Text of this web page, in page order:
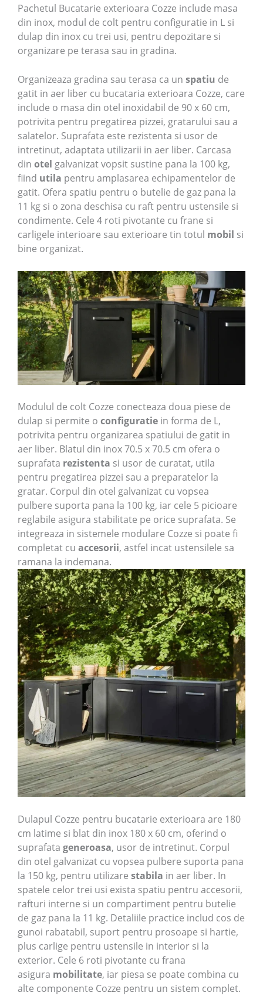
Pachetul Bucatarie exterioara Cozze include masa
din inox, modul de colt pentru configuratie in L si
dulap din inox cu trei usi, pentru depozitare si
organizare pe terasa sau in gradina.
Organizeaza gradina sau terasa ca un spatiu de
gatit in aer liber cu bucataria exterioara Cozze, care
include o masa din otel inoxidabil de 90 x 60 cm,
potrivita pentru pregatirea pizzei, gratarului sau a
salatelor. Suprafata este rezistenta si usor de
intretinut, adaptata utilizarii in aer liber. Carcasa
din otel galvanizat vopsit sustine pana la 100 kg,
fiind utila pentru amplasarea echipamentelor de
gatit. Ofera spatiu pentru o butelie de gaz pana la
11 kg si o zona deschisa cu raft pentru ustensile si
condimente. Cele 4 roti pivotante cu frane si
carligele interioare sau exterioare tin totul mobil si
bine organizat.
Modulul de colt Cozze conecteaza doua piese de
dulap si permite o configuratie in forma de L,
potrivita pentru organizarea spatiului de gatit in
aer liber. Blatul din inox 70.5 x 70.5 cm ofera o
suprafata rezistenta si usor de curatat, utila
pentru pregatirea pizzei sau a preparatelor la
gratar. Corpul din otel galvanizat cu vopsea
pulbere suporta pana la 100 kg, iar cele 5 picioare
reglabile asigura stabilitate pe orice suprafata. Se
integreaza in sistemele modulare Cozze si poate fi
completat cu accesorii, astfel incat ustensilele sa
ramana la indemana.
Dulapul Cozze pentru bucatarie exterioara are 180
cm latime si blat din inox 180 x 60 cm, oferind o
suprafata generoasa, usor de intretinut. Corpul
din otel galvanizat cu vopsea pulbere suporta pana
la 150 kg, pentru utilizare stabila in aer liber. In
spatele celor trei usi exista spatiu pentru accesorii,
rafturi interne si un compartiment pentru butelie
de gaz pana la 11 kg. Detaliile practice includ cos de
gunoi rabatabil, suport pentru prosoape si hartie,
plus carlige pentru ustensile in interior si la
exterior. Cele 6 roti pivotante cu frana
asigura mobilitate, iar piesa se poate combina cu
alte componente Cozze pentru un sistem complet.